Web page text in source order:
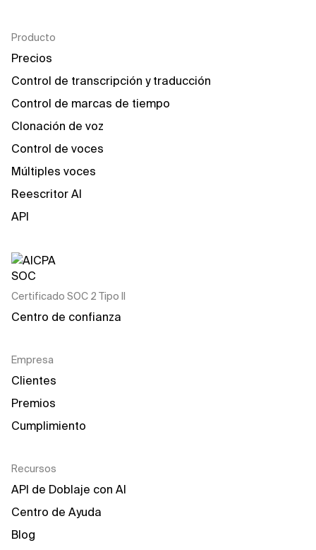
Producto
Precios
Control de transcripción y traducción
Control de marcas de tiempo
Clonación de voz
Control de voces
Múltiples voces
Reescritor AI
API
Certificado SOC 2 Tipo II
Centro de confianza
Empresa
Clientes
Premios
Cumplimiento
Recursos
API de Doblaje con AI
Centro de Ayuda
Blog